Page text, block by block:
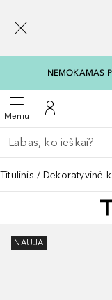
NEMOKAMAS
MeniuAtidaryti meniu
Į mano
Grįžk atgal
Vykdykite paiešką
Titulinis Dekoratyvinė
NAUJA